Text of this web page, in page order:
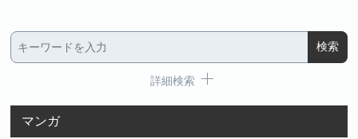
詳細検索
マンガ